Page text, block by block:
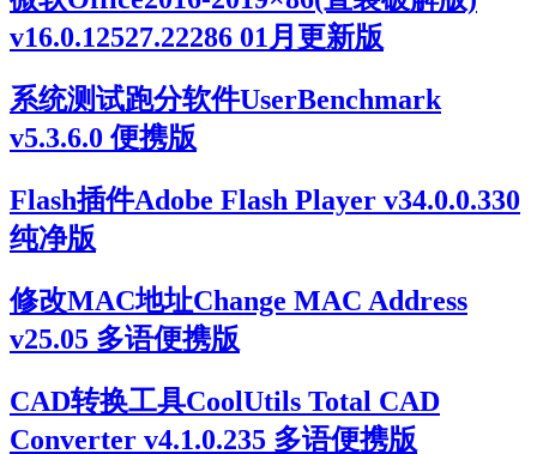
v16.0.12527.22286 01月更新版
系统测试跑分软件UserBenchmark
v5.3.6.0 便携版
Flash插件Adobe Flash Player v34.0.0.330
纯净版
修改MAC地址Change MAC Address
v25.05 多语便携版
CAD转换工具CoolUtils Total CAD
Converter v4.1.0.235 多语便携版